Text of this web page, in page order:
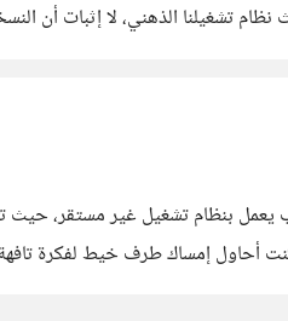
أحاول إمساك طرف خيط لفكرة